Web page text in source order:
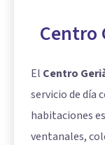
Centro
El Centro
servicio de día
habitaciones
ventanales,